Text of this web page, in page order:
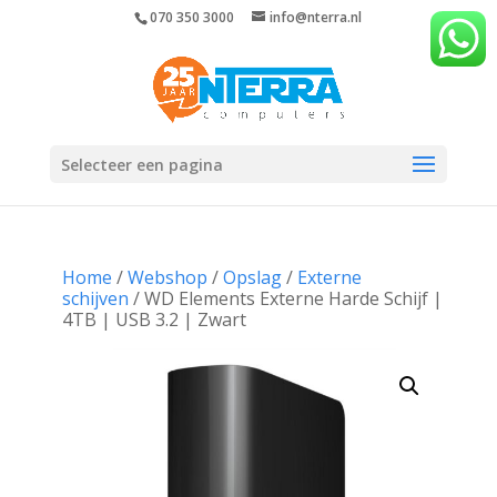
070 350 3000 info@nterra.nl
Selecteer een pagina
Home /Webshop /Opslag/ Externe
schijven / WD Elements Externe Harde Schijf |
4TB | USB 3.2 | Zwart